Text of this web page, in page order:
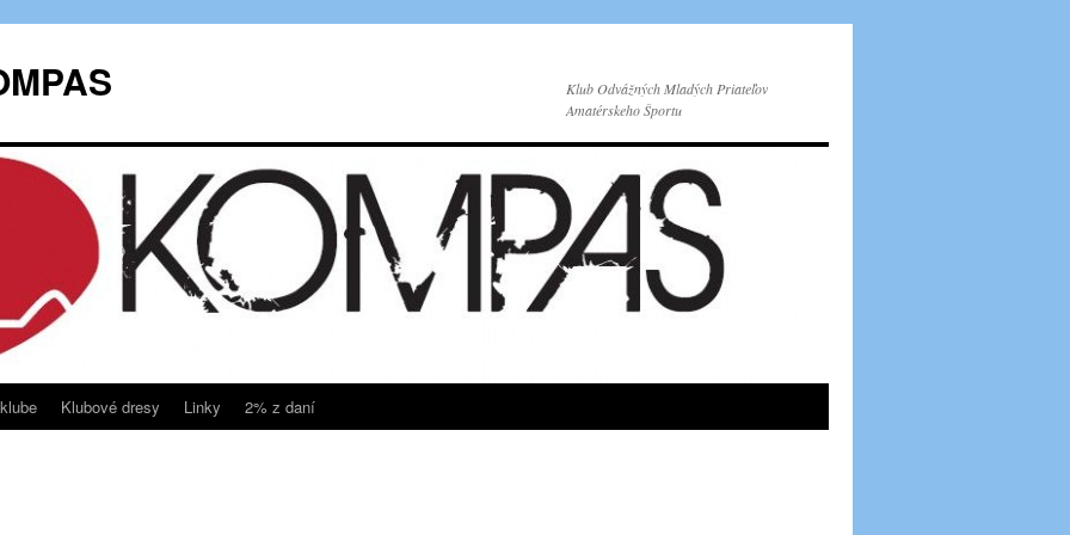
Klub Odvážných Mladých Priateľov
Amatérskeho Športu
Klubové dresy Linky 2% z daní